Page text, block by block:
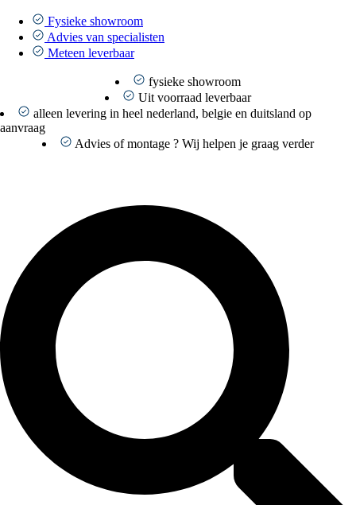
naar
inhoud
Fysieke showroom
Advies van specialisten
Meteen leverbaar
fysieke showroom
Uit voorraad leverbaar
alleen levering in heel nederland, belgie en duitsland op
aanvraag
Advies of montage ? Wij helpen je graag verder